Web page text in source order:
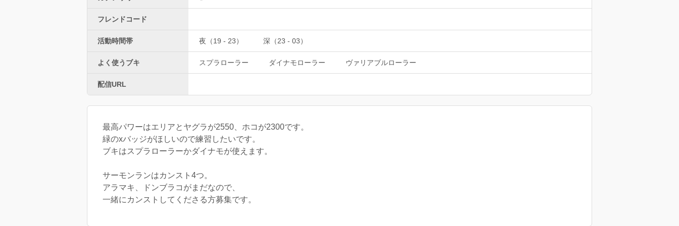
フレンドコード
活動時間帯 夜（19 - 23） 深（23 - 03）
よく使うブキ スプラローラー ダイナモローラー ヴァリアブルローラー
配信URL
最高パワーはエリアとヤグラが2550、ホコが2300です。
緑のxバッジがほしいので練習したいです。
ブキはスプラローラーかダイナモが使えます。
サーモンランはカンスト4つ。
アラマキ、ドンブラコがまだなので、
一緒にカンストしてくださる方募集です。